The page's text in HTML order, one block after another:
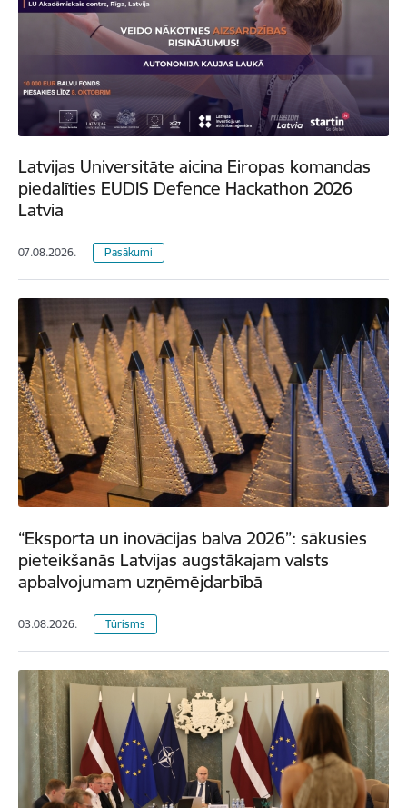
Latvijas Universitāte aicina Eiropas komandas
piedalīties EUDIS Defence Hackathon 2026
Latvia
07.08.2026. Pasākumi
“Eksporta un inovācijas balva 2026”: sākusies
pieteikšanās Latvijas augstākajam valsts
apbalvojumam uzņēmējdarbībā
03.08.2026. Tūrisms